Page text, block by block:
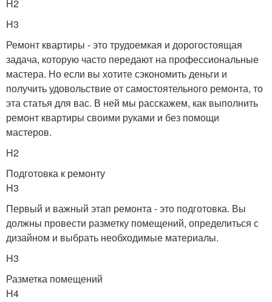
H2
H3
Ремонт квартиры - это трудоемкая и дорогостоящая
задача, которую часто передают на профессиональные
мастера. Но если вы хотите сэкономить деньги и
получить удовольствие от самостоятельного ремонта, то
эта статья для вас. В ней мы расскажем, как выполнить
ремонт квартиры своими руками и без помощи
мастеров.
H2
Подготовка к ремонту
H3
Первый и важный этап ремонта - это подготовка. Вы
должны провести разметку помещений, определиться с
дизайном и выбрать необходимые материалы.
H3
Разметка помещений
H4